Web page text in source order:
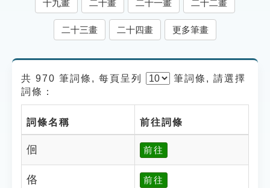
貓頭鷹博士
十九畫 二十畫 二十一畫 二十二畫
二十三畫 二十四畫 更多筆畫
共 970 筆詞條, 每頁呈列 筆詞條, 請選擇
詞條：
詞條名稱 前往詞條
佪 前往
佫 前往